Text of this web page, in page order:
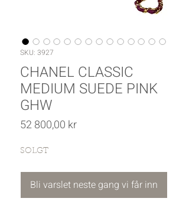
SKU: 3927
CHANEL CLASSIC
MEDIUM SUEDE PINK
GHW
52 800,00 krPris
SOLGT
Bli varslet neste gang vi får inn